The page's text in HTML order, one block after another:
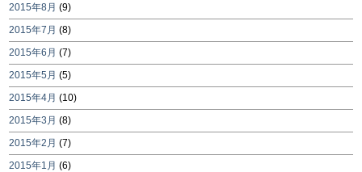
2015年8月 (9)
2015年7月 (8)
2015年6月 (7)
2015年5月 (5)
2015年4月 (10)
2015年3月 (8)
2015年2月 (7)
2015年1月 (6)